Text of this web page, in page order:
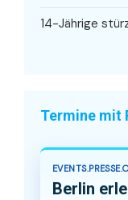
14-Jährige
Termine mit
Berlin